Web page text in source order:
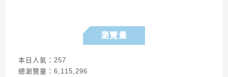
瀏覽量
本日人氣：257
總瀏覽量：6,115,296